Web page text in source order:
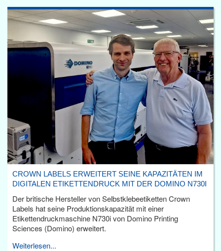
CROWN LABELS ERWEITERT SEINE KAPAZITÄTEN IM
DIGITALEN ETIKETTENDRUCK MIT DER DOMINO N730I
Der britische Hersteller von Selbstklebeetiketten Crown
Labels hat seine Produktionskapazität mit einer
Etikettendruckmaschine N730i von Domino Printing
Sciences (Domino) erweitert.
Weiterlesen...